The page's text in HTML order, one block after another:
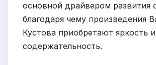
основной драйвером развития
благодаря чему произведения
Кустова приобретают яркость и
содержательность.